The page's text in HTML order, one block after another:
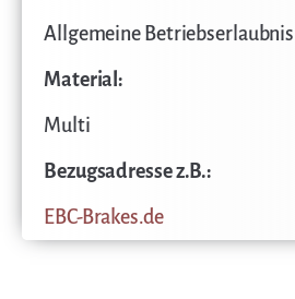
Allgemeine Betriebserlaubnis
Material:
Multi
Bezugsadresse z.B.:
EBC-Brakes.de